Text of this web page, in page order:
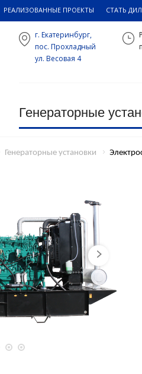
РЕАЛИЗОВАННЫЕ ПРОЕКТЫ СТАТЬ
г. Екатеринбург,
пос. Прохладный
ул. Весовая 4
Генераторные
Генераторные установки